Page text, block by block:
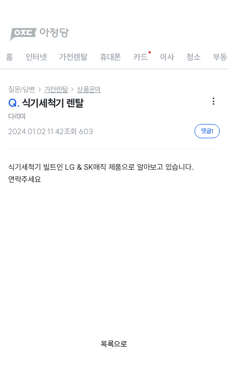
홈 인터넷 가전렌탈 휴대폰 카드 이사 청소 부
질문/답변  가전렌탈  상품문의
Q. 식기세척기 렌탈 
다리미
2024.01.02 11:42조회 603 댓글1
식기세척기 빌트인 LG & SK매직 제품으로 알아보고 있습니다.
연락주세요
목록으로